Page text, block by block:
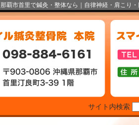
那覇市首里で鍼灸・整体なら｜自律神経・肩こり
サイト内検索